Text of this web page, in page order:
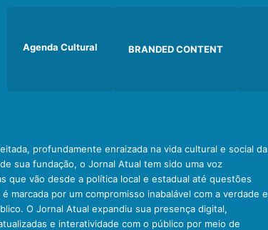
Agenda Cultural BRANDED CONTENT
profundamente enraizada na vida cultural e social da
sua fundação, o Jornal Atual tem sido uma voz
que vão desde a política local e estadual até questões
por um compromisso inabalável com a verdade e
O Jornal Atual expandiu sua presença digital,
e interatividade com o público por meio de